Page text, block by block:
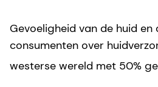
Gevoeligheid van de huid
consumenten over
westerse wereld met 50%